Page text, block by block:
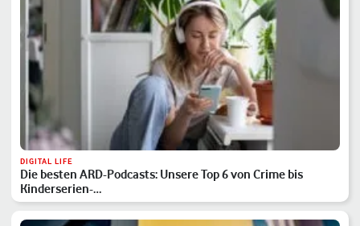
DIGITAL LIFE
Die besten ARD-Podcasts: Unsere Top 6 von Crime bis
Kinderserien-…